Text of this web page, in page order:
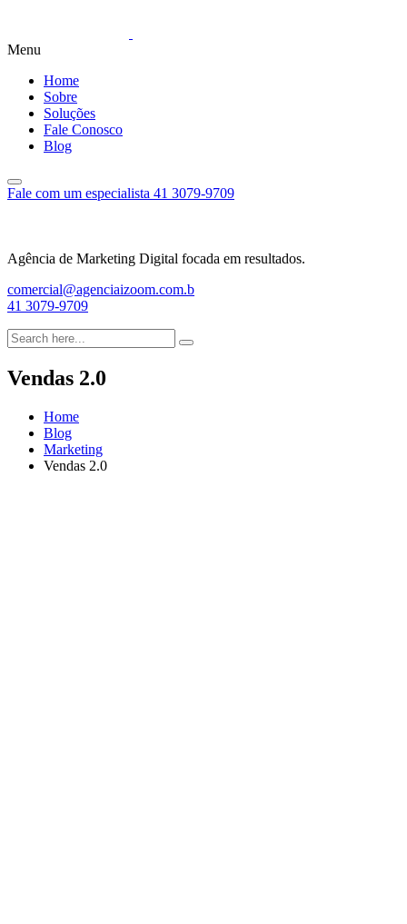
Menu
Home
Sobre
Soluções
Fale Conosco
Blog
Fale com um especialista 41 3079-9709
Agência de Marketing Digital focada em resultados.
comercial@agenciaizoom.com.b
41 3079-9709
Vendas 2.0
Home
Blog
Marketing
Vendas 2.0